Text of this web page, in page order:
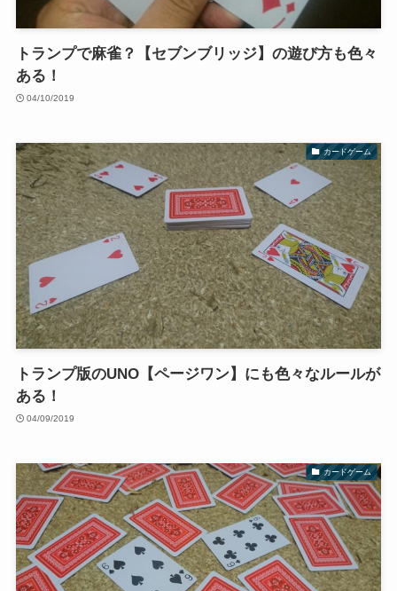
トランプで麻雀？【セブンブリッジ】の遊び方も色々
ある！
04/10/2019
カードゲーム
トランプ版のUNO【ページワン】にも色々なルールが
ある！
04/09/2019
カードゲーム